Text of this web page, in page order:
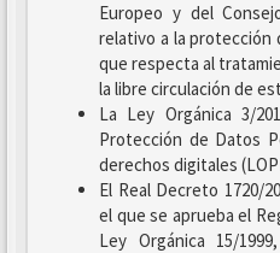
Europeo y del
relativo a la protección
que respecta al
la libre circulación de
La Ley Orgánica 3/
Protección de Datos
derechos digitales
El Real Decreto 1720/
el que se aprueba el
Ley Orgánica 15/